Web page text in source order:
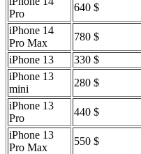
Pro
640 $
iPhone 14
Pro Max
780 $
iPhone 13
330 $
iPhone 13
mini
280 $
iPhone 13
Pro
440 $
iPhone 13
Pro Max
550 $